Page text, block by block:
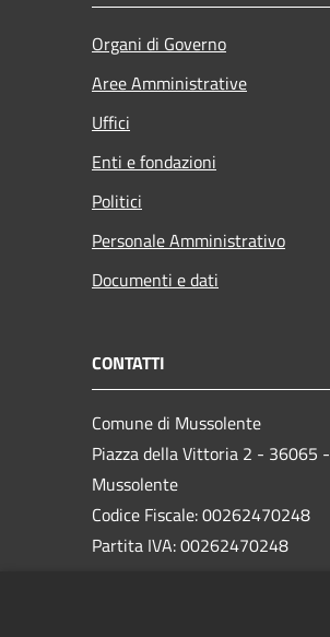
Organi di Governo
Aree Amministrative
Uffici
Enti e fondazioni
Politici
Personale Amministrativo
Documenti e dati
CONTATTI
Comune di Mussolente
Piazza della Vittoria 2 - 36065 -
Mussolente
Codice Fiscale: 00262470248
Partita IVA: 00262470248